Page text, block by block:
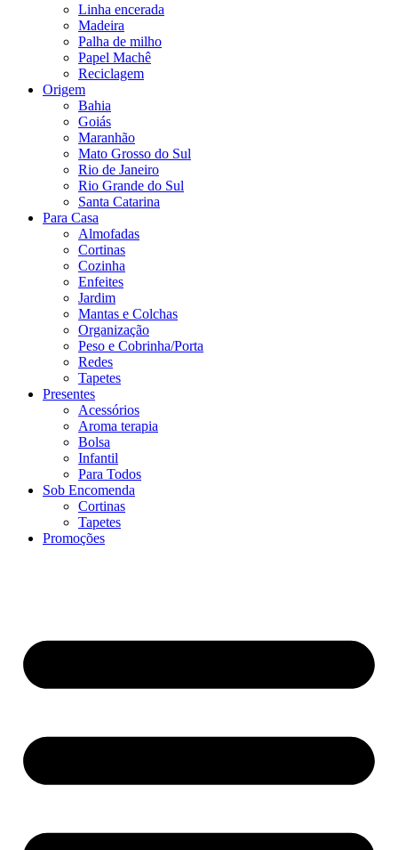
Linha encerada
Madeira
Palha de milho
Papel Machê
Reciclagem
Origem
Bahia
Goiás
Maranhão
Mato Grosso do Sul
Rio de Janeiro
Rio Grande do Sul
Santa Catarina
Para Casa
Almofadas
Cortinas
Cozinha
Enfeites
Jardim
Mantas e Colchas
Organização
Peso e Cobrinha/Porta
Redes
Tapetes
Presentes
Acessórios
Aroma terapia
Bolsa
Infantil
Para Todos
Sob Encomenda
Cortinas
Tapetes
Promoções